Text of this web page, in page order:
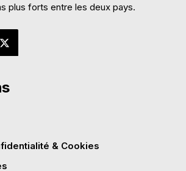
plus forts entre les deux pays.
& Cookies